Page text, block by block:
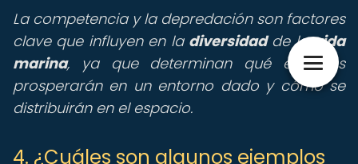
La competencia y la depredación son factores
clave que influyen en la diversidadde lavida
marina, ya que determinan qué especies
prosperarán en un entorno dado y cómo se
distribuirán en el espacio.
4. ¿Cuáles son algunos ejemplos